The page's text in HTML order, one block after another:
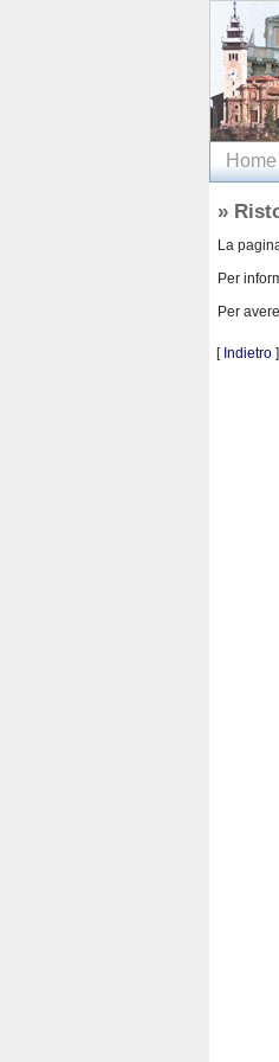
Home
»
La
Per
Per
[ Indietro ]